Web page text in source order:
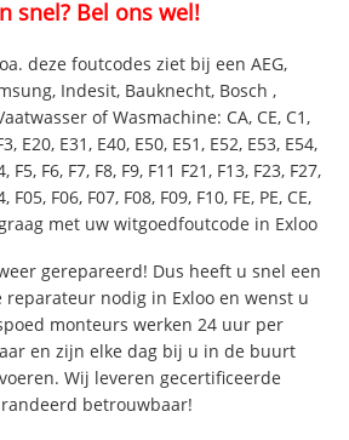
snel? Bel ons wel!
deze foutcodes ziet bij een AEG,
Indesit, Bauknecht, Bosch ,
of Wasmachine: CA, CE, C1,
E20, E31, E40, E50, E51, E52, E53, E54,
F5, F6, F7, F8, F9, F11 F21, F13, F23, F27,
F05, F06, F07, F08, F09, F10, FE, PE, CE,
met uw witgoedfoutcode in Exloo
gerepareerd! Dus heeft u snel een
reparateur nodig in Exloo en wenst u
monteurs werken 24 uur per
en zijn elke dag bij u in de buurt
Wij leveren gecertificeerde
betrouwbaar!